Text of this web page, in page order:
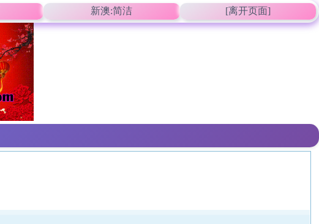
新澳:简洁 [离开页面]